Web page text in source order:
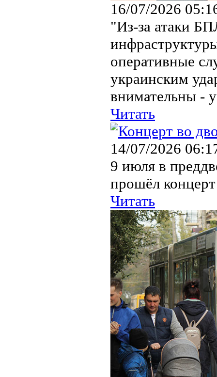
16/07/2026
"Из-за атаки
оперативные
украинским
внимательны -
Читать
14/07/2026
9 июля в
прошёл
Читать